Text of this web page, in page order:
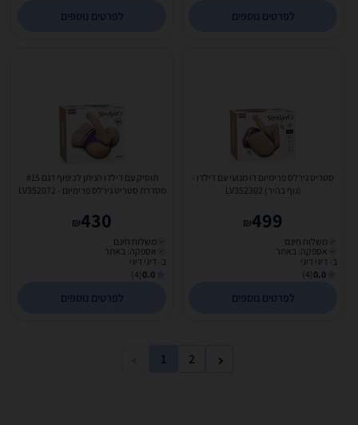
לפרטים נוספים לפרטים נוספים
סטריט גירלס פרימיום דו מנועי עם דילדו -
(גוף בהיר) LV352302
499
₪
משלוח חינם
אספקה: באתר
ב- דיגי דיגי
0.0
(4)
לפרטים נוספים
תוסיק עם דילדו הניתן לכיפוף דגם #15
מסדרת סטריט גירלס פרימיום - LV352072
430
₪
משלוח חינם
אספקה: באתר
ב- דיגי דיגי
0.0
(4)
לפרטים נוספים
1 2